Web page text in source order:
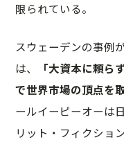
限られている。
スウェーデンの事例
は、
「大資本に頼
で世界市場の頂点を
ールイーピーオーは
リット・フィクショ